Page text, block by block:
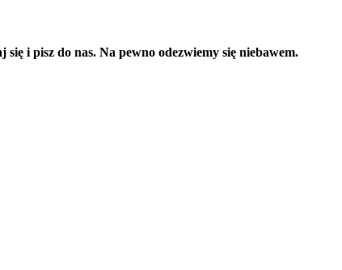
i pisz do nas. Na pewno odezwiemy się niebawem.